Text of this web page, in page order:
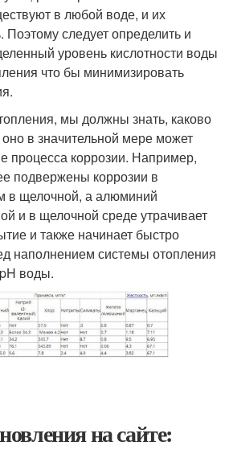
в любой воде, и их
Поэтому следует определить и
уровень кислотности воды
что бы минимизировать
мы должны знать, каково
в значительной мере может
процесса коррозии. Например,
подвержены коррозии в
в щелочной, а алюминий
и в щелочной среде утрачивает
и также начинает быстро
наполнением системы отопления
воды.
на сайте: